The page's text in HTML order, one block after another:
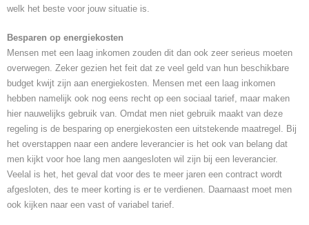
welk het beste voor jouw situatie is.
Besparen op energiekosten
Mensen met een laag inkomen zouden dit dan ook zeer serieus moeten
overwegen. Zeker gezien het feit dat ze veel geld van hun beschikbare
budget kwijt zijn aan energiekosten. Mensen met een laag inkomen
hebben namelijk ook nog eens recht op een sociaal tarief, maar maken
hier nauwelijks gebruik van. Omdat men niet gebruik maakt van deze
regeling is de besparing op energiekosten een uitstekende maatregel. Bij
het overstappen naar een andere leverancier is het ook van belang dat
men kijkt voor hoe lang men aangesloten wil zijn bij een leverancier.
Veelal is het, het geval dat voor des te meer jaren een contract wordt
afgesloten, des te meer korting is er te verdienen. Daarnaast moet men
ook kijken naar een vast of variabel tarief.